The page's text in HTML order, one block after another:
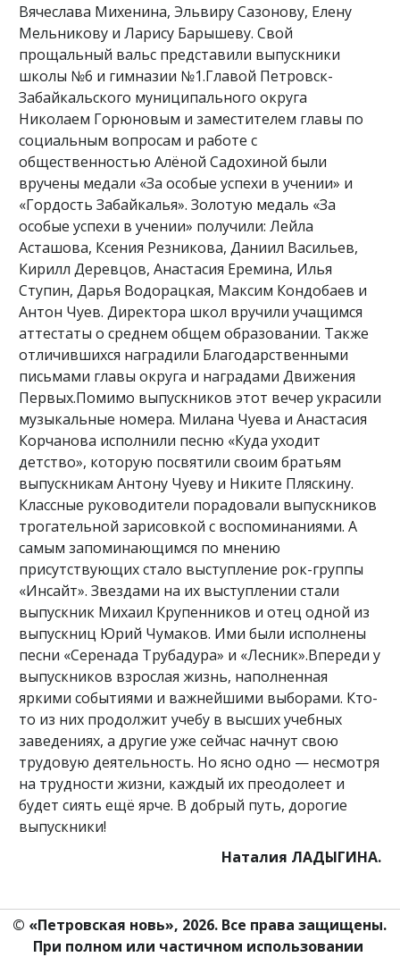
Вячеслава Михенина, Эльвиру Сазонову, Елену
Мельникову и Ларису Барышеву. Свой
прощальный вальс представили выпускники
школы №6 и гимназии №1.Главой Петровск-
Забайкальского муниципального округа
Николаем Горюновым и заместителем главы по
социальным вопросам и работе с
общественностью Алёной Садохиной были
вручены медали «За особые успехи в учении» и
«Гордость Забайкалья». Золотую медаль «За
особые успехи в учении» получили: Лейла
Асташова, Ксения Резникова, Даниил Васильев,
Кирилл Деревцов, Анастасия Еремина, Илья
Ступин, Дарья Водорацкая, Максим Кондобаев и
Антон Чуев. Директора школ вручили учащимся
аттестаты о среднем общем образовании. Также
отличившихся наградили Благодарственными
письмами главы округа и наградами Движения
Первых.Помимо выпускников этот вечер украсили
музыкальные номера. Милана Чуева и Анастасия
Корчанова исполнили песню «Куда уходит
детство», которую посвятили своим братьям
выпускникам Антону Чуеву и Никите Пляскину.
Классные руководители порадовали выпускников
трогательной зарисовкой с воспоминаниями. А
самым запоминающимся по мнению
присутствующих стало выступление рок-группы
«Инсайт». Звездами на их выступлении стали
выпускник Михаил Крупенников и отец одной из
выпускниц Юрий Чумаков. Ими были исполнены
песни «Серенада Трубадура» и «Лесник».Впереди у
выпускников взрослая жизнь, наполненная
яркими событиями и важнейшими выборами. Кто-
то из них продолжит учебу в высших учебных
заведениях, а другие уже сейчас начнут свою
трудовую деятельность. Но ясно одно — несмотря
на трудности жизни, каждый их преодолеет и
будет сиять ещё ярче. В добрый путь, дорогие
выпускники!
Наталия ЛАДЫГИНА.
© «Петровская новь», 2026. Все права защищены.
При полном или частичном использовании